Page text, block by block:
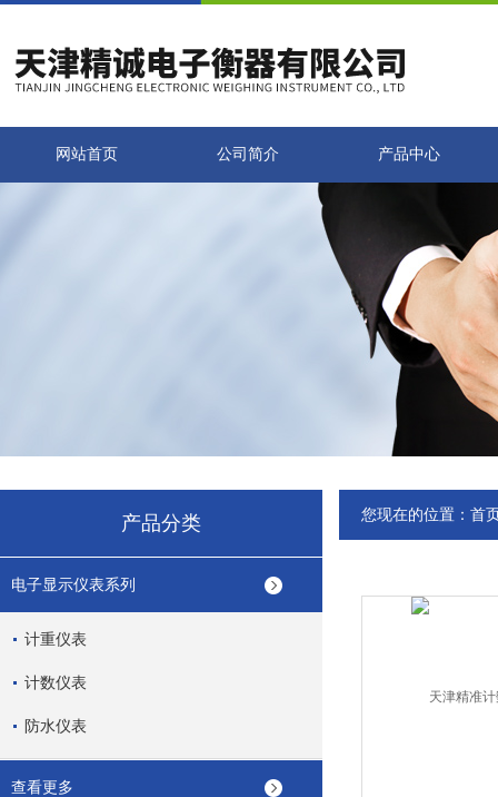
网站首页 公司简介 产品中心
产品分类
电子显示仪表系列
计重仪表
计数仪表
防水仪表
查看更多
您现在的位置： 首